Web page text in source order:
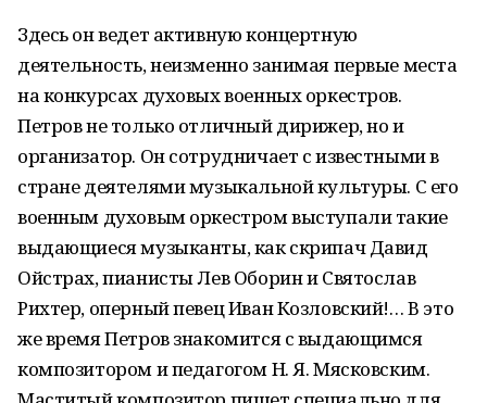
Здесь он ведет активную концертную
деятельность, неизменно занимая первые места
на конкурсах духовых военных оркестров.
Петров не только отличный дирижер, но и
организатор. Он сотрудничает с известными в
стране деятелями музыкальной культуры. С его
военным духовым оркестром выступали такие
выдающиеся музыканты, как скрипач Давид
Ойстрах, пианисты Лев Оборин и Святослав
Рихтер, оперный певец Иван Козловский!… В это
же время Петров знакомится с выдающимся
композитором и педагогом Н. Я. Мясковским.